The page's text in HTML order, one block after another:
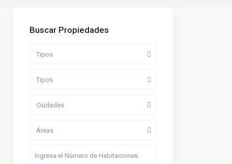
Buscar Propiedades
Tipos
Tipos
Ciudades
Áreas